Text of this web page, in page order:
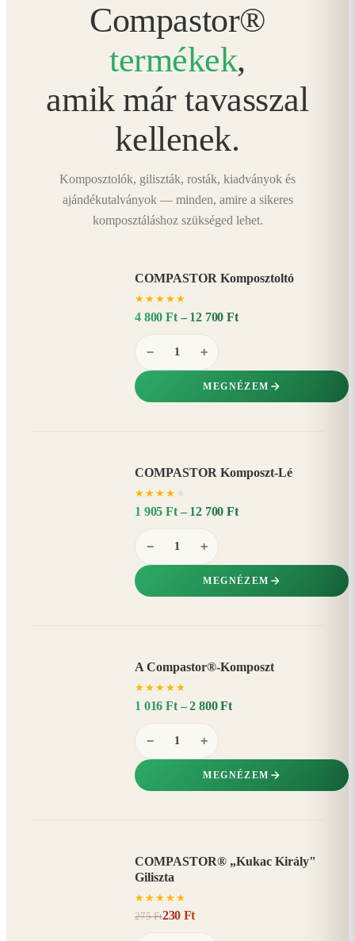
Compastor®
termékek,
amik már tavasszal
kellenek.
Komposztolók, giliszták, rosták, kiadványok és
ajándékutalványok — minden, amire a sikeres
komposztáláshoz szükséged lehet.
COMPASTOR Komposztoltó
★ ★ ★ ★ ★
4 800 Ft – 12 700 Ft
− +
MEGNÉZEM
COMPASTOR Komposzt-Lé
★ ★ ★ ★
1 905 Ft – 12 700 Ft
− +
MEGNÉZEM
A Compastor®-Komposzt
★ ★ ★ ★ ★
1 016 Ft – 2 800 Ft
− +
MEGNÉZEM
COMPASTOR® „Kukac Király"
Giliszta
★ ★ ★ ★ ★
275 Ft230 Ft